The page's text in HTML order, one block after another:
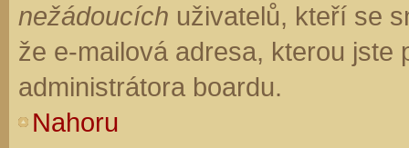
nežádoucích uživatelů, kteří se
že e-mailová adresa, kterou jste
administrátora boardu.
Nahoru